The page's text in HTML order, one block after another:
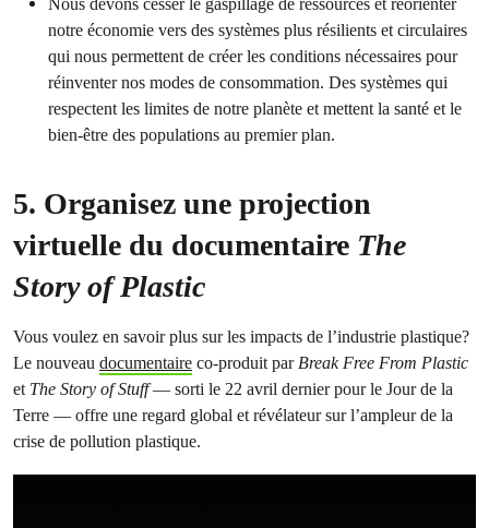
notre économie vers des systèmes plus résilients et circulaires
qui nous permettent de créer les conditions nécessaires pour
réinventer nos modes de consommation. Des systèmes qui
respectent les limites de notre planète et mettent la santé et le
bien-être des populations au premier plan.
5. Organisez une projection
virtuelle du documentaire The
Story of Plastic
Vous voulez en savoir plus sur les impacts de l’industrie plastique?
Le nouveau documentaire co-produit parBreak Free From Plastic
et The Story of Stuff— sorti le 22 avril dernier pour le Jour de la
Terre — offre une regard global et révélateur sur l’ampleur de la
crise de pollution plastique.